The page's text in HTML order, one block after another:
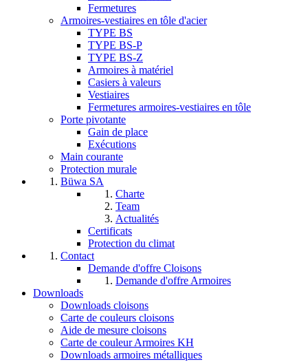
Fermetures
Armoires-vestiaires en tôle d'acier
TYPE BS
TYPE BS-P
TYPE BS-Z
Armoires à matériel
Casiers à valeurs
Vestiaires
Fermetures armoires-vestiaires en tôle
Porte pivotante
Gain de place
Exécutions
Main courante
Protection murale
Büwa SA
Charte
Team
Actualités
Certificats
Protection du climat
Contact
Demande d'offre Cloisons
Demande d'offre Armoires
Downloads
Downloads cloisons
Carte de couleurs cloisons
Aide de mesure cloisons
Carte de couleur Armoires KH
Downloads armoires métalliques